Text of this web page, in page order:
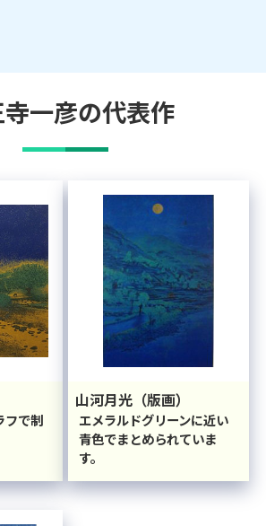
一彦の代表作
フで制
山河月光（版画）
エメラルドグリーンに近い
青色でまとめられていま
す。